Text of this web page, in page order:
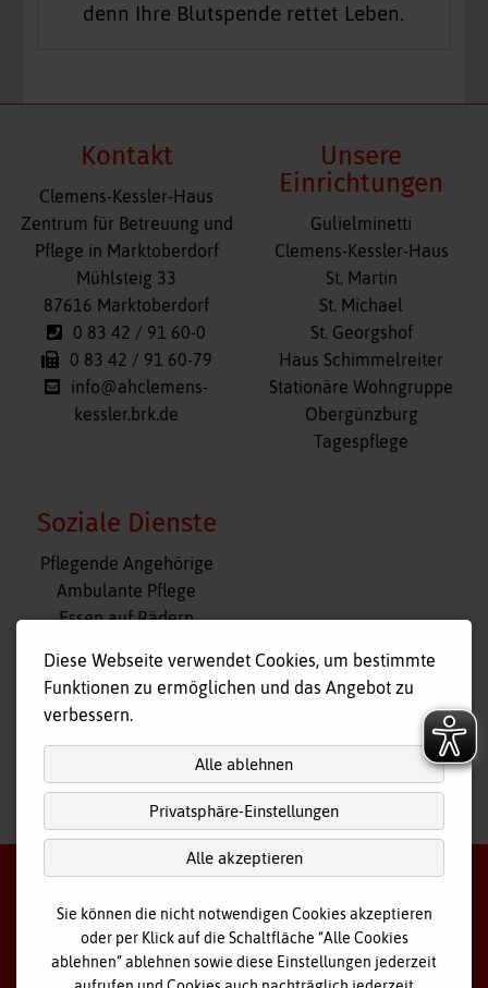
denn Ihre Blutspende rettet Leben.
Kontakt
Clemens-Kessler-Haus
Zentrum für Betreuung und
Pflege in Marktoberdorf
Mühlsteig 33
87616 Marktoberdorf
0 83 42 / 91 60-0
0 83 42 / 91 60-79
info@ahclemens-
kessler.brk.de
Unsere
Einrichtungen
Navigation
überspringen
Gulielminetti
Clemens-Kessler-Haus
St. Martin
St. Michael
St. Georgshof
Haus Schimmelreiter
Stationäre Wohngruppe
Obergünzburg
Tagespflege
Soziale Dienste
Navigation
überspringen
Pflegende Angehörige
Ambulante Pflege
Essen auf Rädern
Tagespflege
Hausnotruf
nach oben
2026 Bayerisches Rotes Kreuz - Kreisverband Ostallgäu
Diese Webseite verwendet Cookies, um bestimmte
Funktionen zu ermöglichen und das Angebot zu
verbessern.
Alle ablehnen
Privatsphäre-Einstellungen
Alle akzeptieren
Sie können die nicht notwendigen Cookies akzeptieren
oder per Klick auf die Schaltfläche “Alle Cookies
ablehnen” ablehnen sowie diese Einstellungen jederzeit